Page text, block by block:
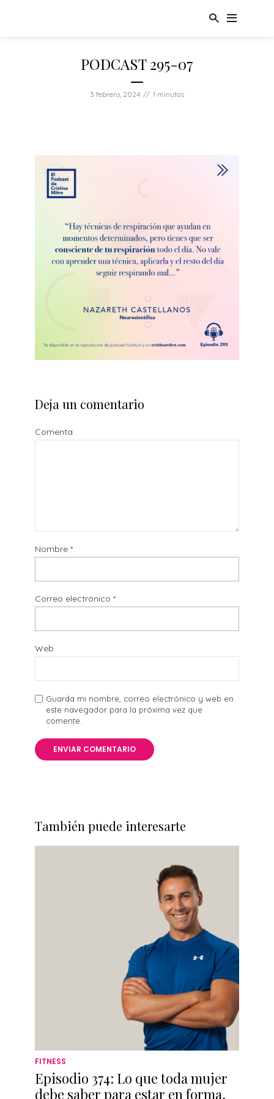
PODCAST 295-07
3 febrero, 2024 1 minutos
Deja un comentario
Comenta
Nombre *
Correo electrónico *
Web
Guarda mi nombre, correo electrónico y web en
este navegador para la próxima vez que
comente.
También puede interesarte
FITNESS
Episodio 374: Lo que toda mujer
debe saber para estar en forma,